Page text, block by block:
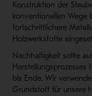
Konstruktion der
konventionellen Wege
fortschrittlichere
Holzwerkstoffe
Nachhaltigkeit sollte
bis Ende. Wir
Grundstoff für unsere